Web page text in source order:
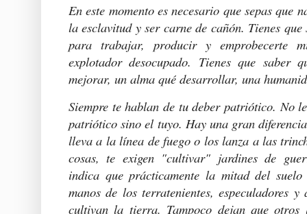
En este momento es necesario que sepas que
la esclavitud y ser carne de cañón. Tienes
para trabajar, producir y emprobecerte
explotador desocupado. Tienes que saber
mejorar, un alma qué desarrollar, una
Siempre te hablan de tu deber patriótico. No
patriótico sino el tuyo. Hay una gran
lleva a la línea de fuego o los lanza a las
cosas, te exigen "cultivar" jardines de
indica que prácticamente la mitad del
manos de los terratenientes, especuladores
cultivan la tierra. Tampoco dejan que otros